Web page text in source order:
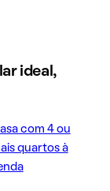
ideal,
com 4 ou
quartos à